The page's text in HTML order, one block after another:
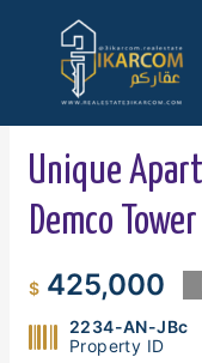
content
Unique
Demco
$425,000
2234-AN-JBc
Property ID